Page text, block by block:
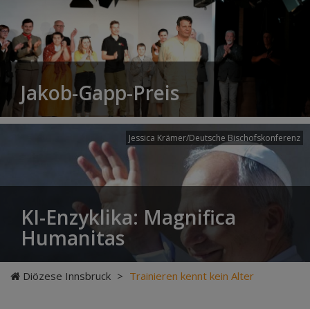
Jakob-Gapp-Preis
Jessica Krämer/Deutsche Bischofskonferenz
KI-Enzyklika: Magnifica
Humanitas
Diözese Innsbruck > Trainieren kennt kein Alter